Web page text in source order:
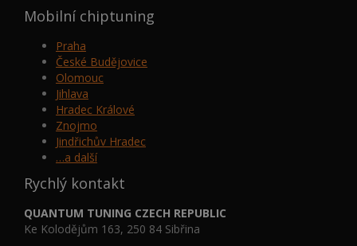
Mobilní chiptuning
Praha
České Budějovice
Olomouc
Jihlava
Hradec Králové
Znojmo
Jindřichův Hradec
…a další
Rychlý kontakt
QUANTUM TUNING CZECH REPUBLIC
Ke Kolodějům 163, 250 84 Sibřina